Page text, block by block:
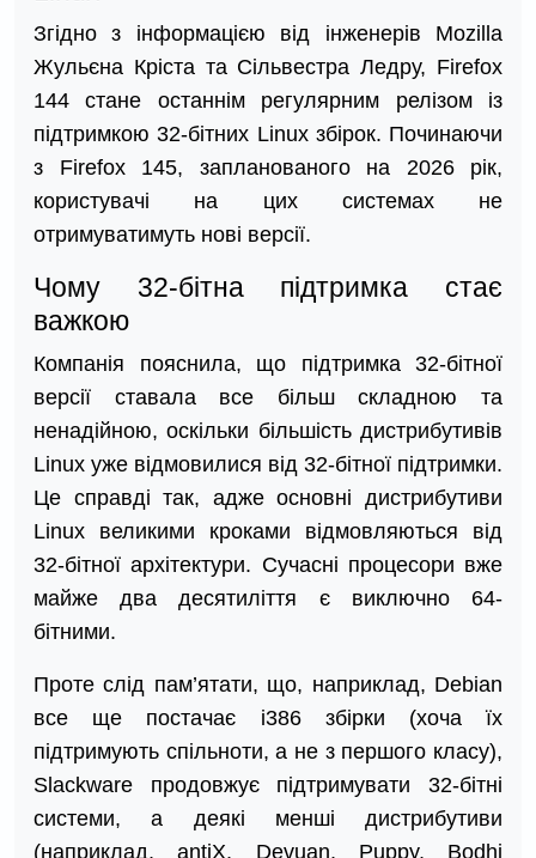
Згідно з інформацією від інженерів Mozilla
Жульєна Кріста та Сільвестра Ледру, Firefox
144 стане останнім регулярним релізом із
підтримкою 32-бітних Linux збірок. Починаючи
з Firefox 145, запланованого на 2026 рік,
користувачі на цих системах не
отримуватимуть нові версії.
Чому 32-бітна підтримка стає
важкою
Компанія пояснила, що підтримка 32-бітної
версії ставала все більш складною та
ненадійною, оскільки більшість дистрибутивів
Linux уже відмовилися від 32-бітної підтримки.
Це справді так, адже основні дистрибутиви
Linux великими кроками відмовляються від
32-бітної архітектури. Сучасні процесори вже
майже два десятиліття є виключно 64-
бітними.
Проте слід пам’ятати, що, наприклад, Debian
все ще постачає i386 збірки (хоча їх
підтримують спільноти, а не з першого класу),
Slackware продовжує підтримувати 32-бітні
системи, а деякі менші дистрибутиви
(наприклад, antiX, Devuan, Puppy, Bodhi